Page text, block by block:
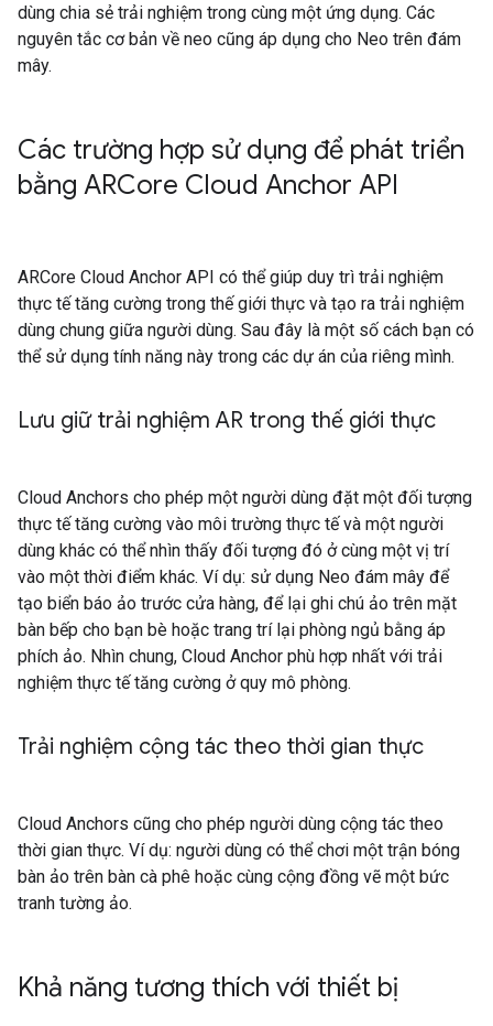
dùng chia sẻ trải nghiệm trong cùng một ứng dụng. Các
nguyên tắc cơ bản về neo cũng áp dụng cho Neo trên đám
mây.
Các trường hợp sử dụng để phát triển
bằng ARCore Cloud Anchor API
ARCore Cloud Anchor API có thể giúp duy trì trải nghiệm
thực tế tăng cường trong thế giới thực và tạo ra trải nghiệm
dùng chung giữa người dùng. Sau đây là một số cách bạn có
thể sử dụng tính năng này trong các dự án của riêng mình.
Lưu giữ trải nghiệm AR trong thế giới thực
Cloud Anchors cho phép một người dùng đặt một đối tượng
thực tế tăng cường vào môi trường thực tế và một người
dùng khác có thể nhìn thấy đối tượng đó ở cùng một vị trí
vào một thời điểm khác. Ví dụ: sử dụng Neo đám mây để
tạo biển báo ảo trước cửa hàng, để lại ghi chú ảo trên mặt
bàn bếp cho bạn bè hoặc trang trí lại phòng ngủ bằng áp
phích ảo. Nhìn chung, Cloud Anchor phù hợp nhất với trải
nghiệm thực tế tăng cường ở quy mô phòng.
Trải nghiệm cộng tác theo thời gian thực
Cloud Anchors cũng cho phép người dùng cộng tác theo
thời gian thực. Ví dụ: người dùng có thể chơi một trận bóng
bàn ảo trên bàn cà phê hoặc cùng cộng đồng vẽ một bức
tranh tường ảo.
Khả năng tương thích với thiết bị